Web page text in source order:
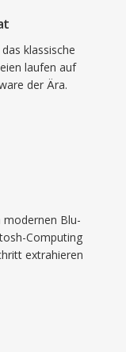
klassische
laufen auf
der Ära.
modernen Blu-
Computing
extrahieren